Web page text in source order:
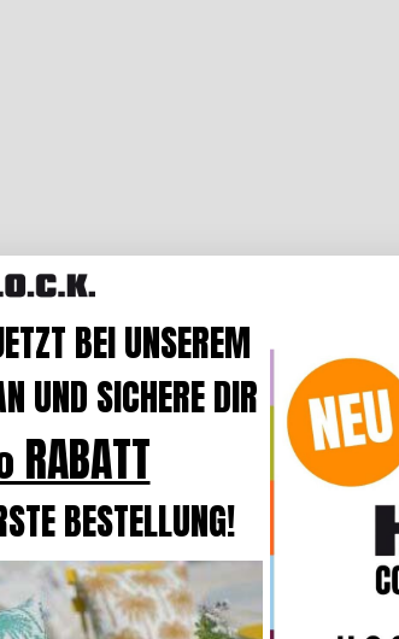
BEI UNSEREM
UND SICHERE DIR
BESTELLUNG!